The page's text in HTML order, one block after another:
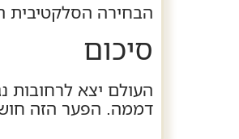
הבחירה הסלקטיבית
סיכום
העולם יצא לרחובות
דממה. הפער הזה